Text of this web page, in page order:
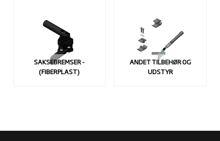
SAKSEBREMSER -
(FIBERPLAST)
ANDET TILBEHØR OG
UDSTYR